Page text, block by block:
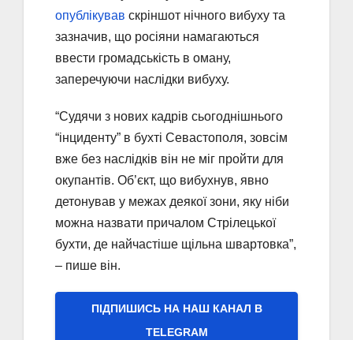
опублікував скріншот нічного вибуху та
зазначив, що росіяни намагаються
ввести громадськість в оману,
заперечуючи наслідки вибуху.
“Судячи з нових кадрів сьогоднішнього
“інциденту” в бухті Севастополя, зовсім
вже без наслідків він не міг пройти для
окупантів. Об’єкт, що вибухнув, явно
детонував у межах деякої зони, яку ніби
можна назвати причалом Стрілецької
бухти, де найчастіше щільна швартовка”,
– пише він.
ПІДПИШИСЬ НА НАШ КАНАЛ В
ТELEGRAM